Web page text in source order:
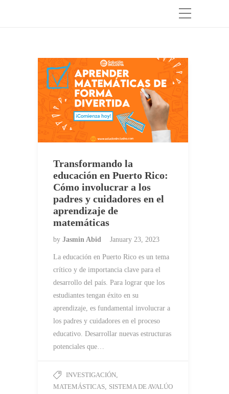
Transformando la
educación en Puerto Rico:
Cómo involucrar a los
padres y cuidadores en el
aprendizaje de
matemáticas
by Jasmin Abid January 23, 2023
La educación en Puerto Rico es un tema
crítico y de importancia clave para el
desarrollo del país. Para lograr que los
estudiantes tengan éxito en su
aprendizaje, es fundamental involucrar a
los padres y cuidadores en el proceso
educativo. Desarrollar nuevas estructuras
potenciales que…
INVESTIGACIÓN,
MATEMÁSTICAS, SISTEMA DE AVALÚO